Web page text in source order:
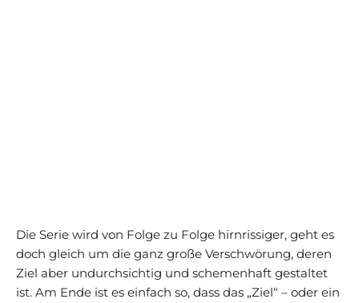
Die Serie wird von Folge zu Folge hirnrissiger, geht es
doch gleich um die ganz große Verschwörung, deren
Ziel aber undurchsichtig und schemenhaft gestaltet
ist. Am Ende ist es einfach so, dass das „Ziel“ – oder ein